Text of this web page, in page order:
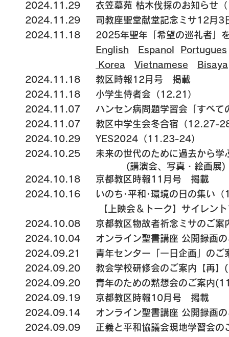
2024.11.29 衣笠墓苑 枯木伐採のお知らせ
2024.11.29 司教座聖堂献堂記念ミサ12月
2024.11.18 2025年聖年「希望の巡礼者」
English
Espanol
Portugues
Korea
Vietnamese
Bisaya
2024.11.18 教区時報12月号 掲載
2024.11.18 小学生侍者会（12.21）
2024.11.07 ハンセン病問題学習会「すべて
2024.11.07 教区中学生会冬合宿（12.27-
2024.10.29 YES2024（11.23-24）
2024.10.25 未来の世代のために過去から
(講演会、写真・絵画展)
2024.10.18 京都教区時報11月号 掲載
​2024.10.16 いのち･平和･環境の日の集い（
【上映会＆トーク】サイレントフ
2024.10.08 京都教区物故者祈念ミサのご案
2024.10.04 オンライン聖書講座 公開録画の
2024.09.21 青年センター「一日企画」のご
2024.09.20 教会学校研修会のご案内【再】
2024.09.20 青年のための黙想会のご案内
2024.09.19 京都教区時報10月号 掲載
2024.09.14 オンライン聖書講座 公開録画の
2024.09.09 正義と平和協議会現地学習会